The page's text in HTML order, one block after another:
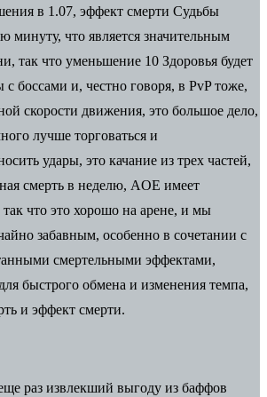
в 1.07, эффект смерти Судьбы
минуту, что является значительным
так что уменьшение 10 Здоровья будет
боссами и, честно говоря, в PvP тоже,
скорости движения, это большое дело,
лучше торговаться и
удары, это качание из трех частей,
смерть в неделю, AOE имеет
что это хорошо на арене, и мы
забавным, особенно в сочетании с
смертельными эффектами,
быстрого обмена и изменения темпа,
и эффект смерти.
раз извлекший выгоду из баффов